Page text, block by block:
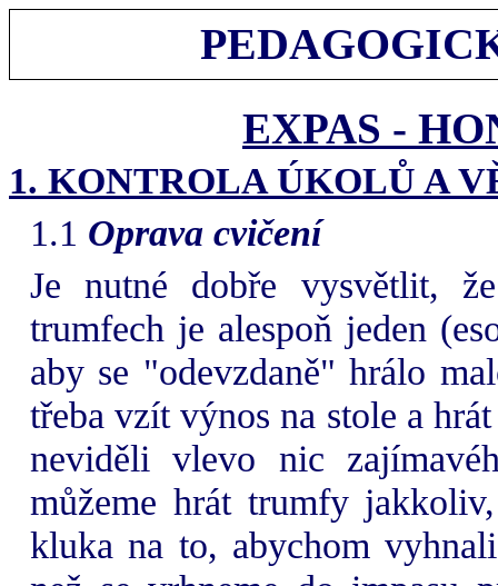
EXPAS -
1. KONTROLA ÚKOLŮ A
1.1 Oprava cvičení
Je nutné dobře vysvětlit,
trumfech je alespoň jeden
aby se "odevzdaně" hrálo
třeba vzít výnos na stole a
neviděli vlevo nic
můžeme hrát trumfy
kluka na to, abychom